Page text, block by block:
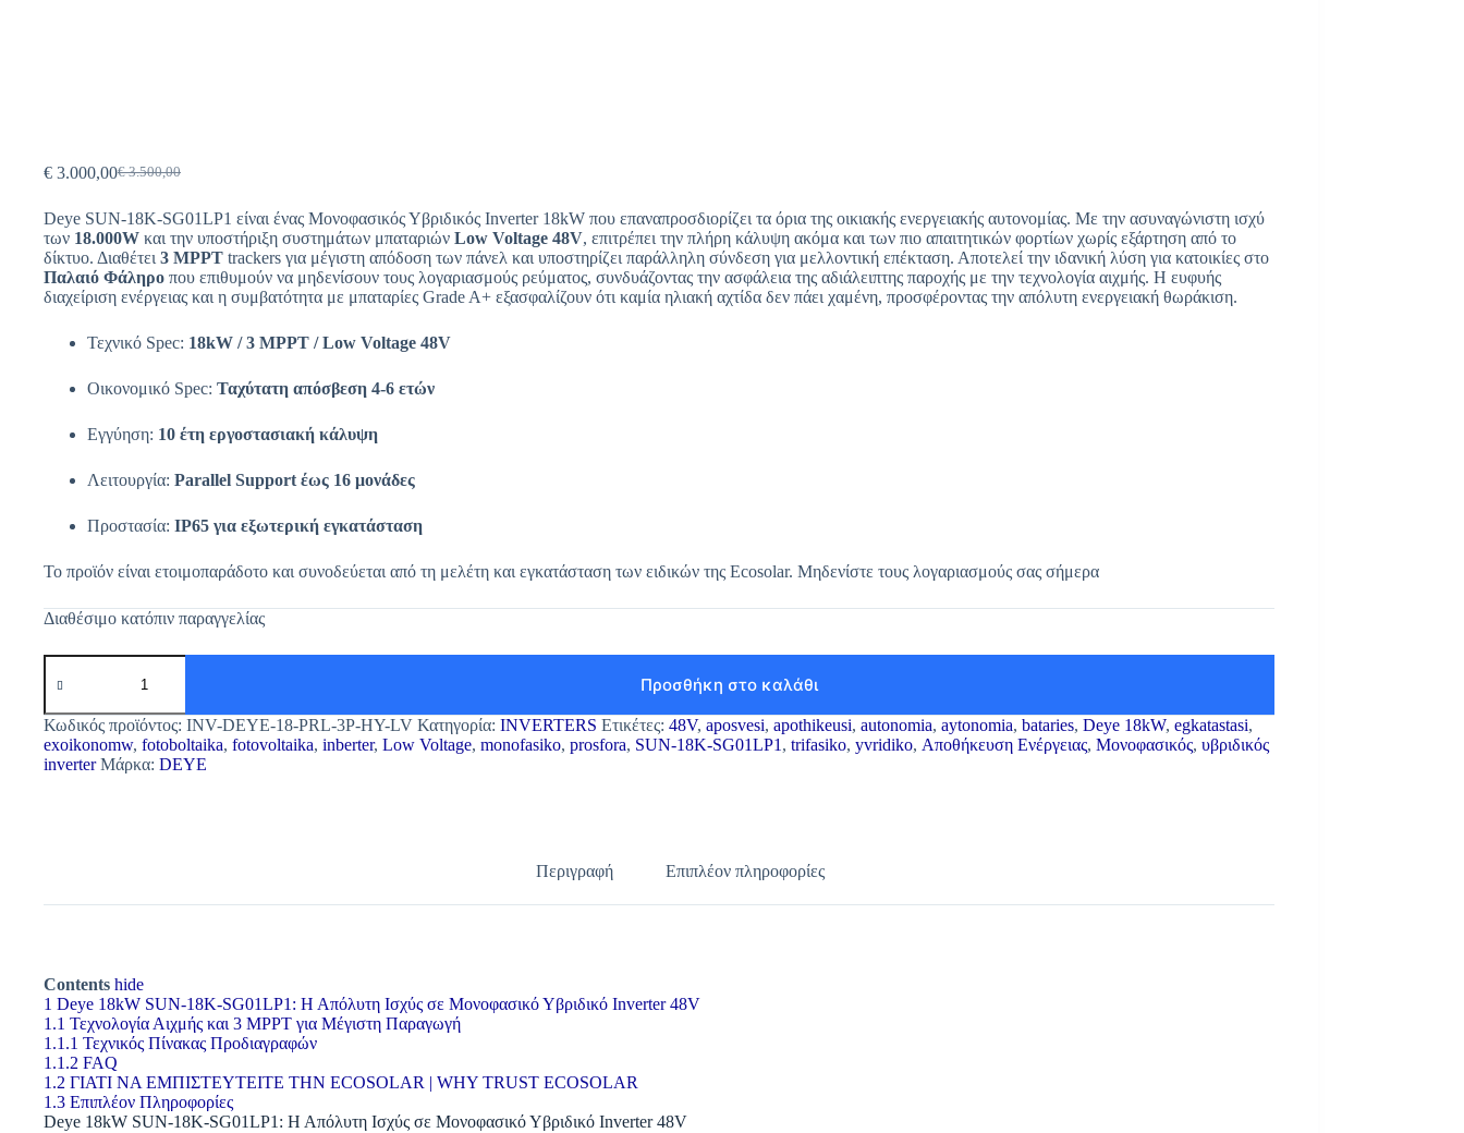
€3.500,00
€ 3.000,00
Deye SUN-18K-SG01LP1 είναι ένας Μονοφασικός Υβριδικός Inverter 18kW που επαναπροσδιορίζει τα όρια της οικιακής ενεργειακής αυτονομίας. Με την ασυναγώνιστη ισχύ
των 18.000W και την υποστήριξη συστημάτων μπαταριών Low Voltage 48V, επιτρέπει την πλήρη κάλυψη ακόμα και των πιο απαιτητικών φορτίων χωρίς εξάρτηση από το
δίκτυο. Διαθέτει 3 MPPT trackers για μέγιστη απόδοση των πάνελ και υποστηρίζει παράλληλη σύνδεση για μελλοντική επέκταση. Αποτελεί την ιδανική λύση για κατοικίες στο
Παλαιό Φάληρο που επιθυμούν να μηδενίσουν τους λογαριασμούς ρεύματος, συνδυάζοντας την ασφάλεια της αδιάλειπτης παροχής με την τεχνολογία αιχμής. Η ευφυής
διαχείριση ενέργειας και η συμβατότητα με μπαταρίες Grade A+ εξασφαλίζουν ότι καμία ηλιακή αχτίδα δεν πάει χαμένη, προσφέροντας την απόλυτη ενεργειακή θωράκιση.
Τεχνικό Spec: 18kW / 3 MPPT / Low Voltage 48V
Οικονομικό Spec: Ταχύτατη απόσβεση 4-6 ετών
Εγγύηση: 10 έτη εργοστασιακή κάλυψη
Λειτουργία: Parallel Support έως 16 μονάδες
Προστασία: IP65 για εξωτερική εγκατάσταση
Το προϊόν είναι ετοιμοπαράδοτο και συνοδεύεται από τη μελέτη και εγκατάσταση των ειδικών της Ecosolar. Μηδενίστε τους λογαριασμούς σας σήμερα
Διαθέσιμο κατόπιν παραγγελίας
Προσθήκη στο καλάθι
Κωδικός προϊόντος: INV-DEYE-18-PRL-3P-HY-LV Κατηγορία: INVERTERS Ετικέτες: 48V, aposvesi, apothikeusi, autonomia, aytonomia, bataries, Deye 18kW, egkatastasi,
exoikonomw, fotoboltaika, fotovoltaika, inberter, Low Voltage, monofasiko, prosfora, SUN-18K-SG01LP1 , trifasiko, yvridiko, Αποθήκευση Ενέργειας, Μονοφασικός, υβριδικός
inverter Μάρκα: DEYE
Περιγραφή Επιπλέον πληροφορίες
Contents hide
1 Deye 18kW SUN-18K-SG01LP1: Η Απόλυτη Ισχύς σε Μονοφασικό Υβριδικό Inverter 48V
1.1 Τεχνολογία Αιχμής και 3 MPPT για Μέγιστη Παραγωγή
1.1.1 Τεχνικός Πίνακας Προδιαγραφών
1.1.2 FAQ
1.2 ΓΙΑΤΙ ΝΑ ΕΜΠΙΣΤΕΥΤΕΙΤΕ ΤΗΝ ECOSOLAR | WHY TRUST ECOSOLAR
1.3 Επιπλέον Πληροφορίες
Deye 18kW SUN-18K-SG01LP1: Η Απόλυτη Ισχύς σε Μονοφασικό Υβριδικό Inverter 48V